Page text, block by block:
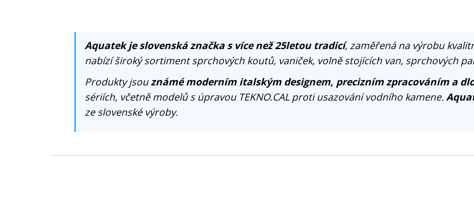
Aquatek je slovenská značka s více než 25letou tradicí, zaměřená na výrobu
nabízí široký sortiment sprchových koutů, vaniček, volně stojících van, sprchových
Produkty jsouznámé moderním italským designem, precizním zpracováním a
sériích, včetně modelů s úpravou TEKNO.CAL proti usazování vodního kamene.
ze slovenské výroby.